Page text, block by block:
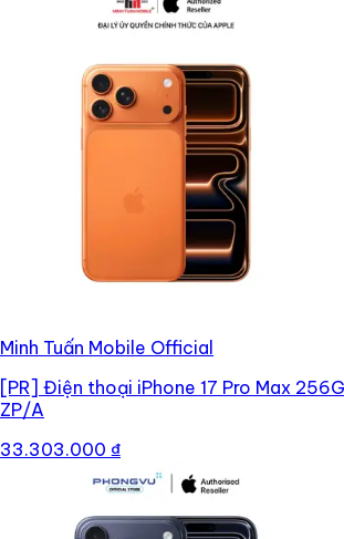
Minh Tuấn Mobile Official
[PR] Điện thoại iPhone 17 Pro Max
ZP/A
33.303.000 ₫